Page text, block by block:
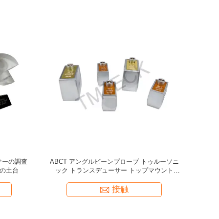
変容器
TM-08 超音波探査器 超音波厚み計/厚み計 厚
み測定/試験用
接触